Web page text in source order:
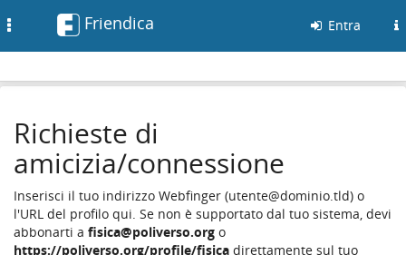
Friendica Entra
Richieste di
amicizia/connessione
Inserisci il tuo indirizzo Webfinger (utente@dominio.tld) o
l'URL del profilo qui. Se non è supportato dal tuo sistema, devi
abbonarti a fisica@poliverso.org o
https://poliverso.org/profile/fisica direttamente sul tuo